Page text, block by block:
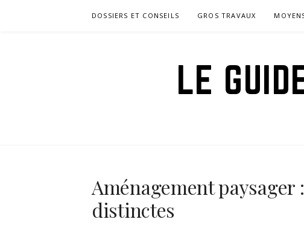
DOSSIERS ET CONSEILS GROS TRAVAUX
LE
Aménagement paysager
distinctes